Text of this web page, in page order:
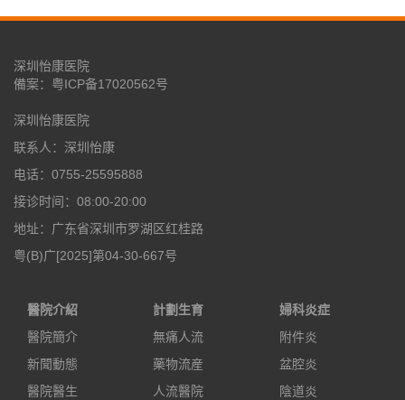
深圳怡康医院
備案： 粤ICP备17020562号
深圳怡康医院
联系人：深圳怡康
电话：0755-25595888
接诊时间：08:00-20:00
地址：广东省深圳市罗湖区红桂路
粤(B)广[2025]第04-30-667号
醫院介紹
醫院簡介
新聞動態
醫院醫生
計劃生育
無痛人流
藥物流産
人流醫院
婦科炎症
附件炎
盆腔炎
陰道炎